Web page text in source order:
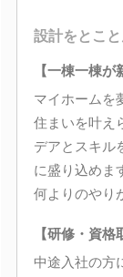
設計をとこ
【一棟一棟が
マイホームを
住まいを叶え
デアとスキル
に盛り込めま
何よりのやり
【研修・資格
中途入社の方